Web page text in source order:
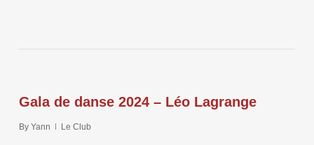
Gala de danse 2024 – Léo Lagrange
By Yann Le Club